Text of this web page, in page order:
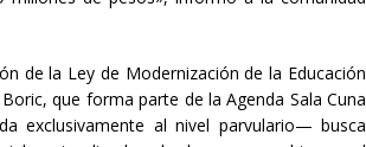
de la Ley de Modernización de la Educación
que forma parte de la Agenda Sala Cuna
exclusivamente al nivel parvulario— busca